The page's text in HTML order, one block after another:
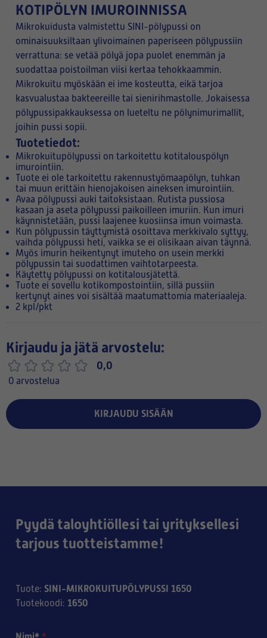
KOTIPÖLYN IMUROINNISSA
Mikrokuidusta valmistettu SINI-pölypussi on
ominaisuuksiltaan ylivoimainen paperiseen pölypussiin
verrattuna: se vetää pölyä jopa puolet enemmän ja
suodattaa poistoilman viisi kertaa tehokkaammin.
Mikrokuitu myöskään ei ime kosteutta, eikä tarjoa
kasvualustaa bakteereille tai sienirihmastolle. Jokaisessa
pölypussipakkauksessa on lueteltu ne pölynimurimallit,
joihin pussi sopii.
Tuotetiedot:
Mikrokuitupölypussi on tarkoitettu kotitalouspölyn
imurointiin.
Tuote ei ole tarkoitettu rakennustyömaapölyn, tuhkan
tai muun erittäin hienojakoisen aineksen imurointiin.
Avaa pölypussi auki taitoksistaan. Rutista pussiosa
kasaan ja aseta pölypussi paikoilleen imuriin. Kun imuri
käynnistetään, pussi laajenee kuosiinsa imun voimasta.
Kun pölypussin täyttymistä osoittava merkkivalo syttyy,
vaihda pölypussi heti, vaikka se ei olisikaan aivan täynnä.
Myös imurin heikentynyt imuteho on usein merkki
pölypussin tai suodattimen vaihtotarpeesta.
Käytetty pölypussi on kotitalousjätettä.
Tuote ei sovellu kotikompostointiin, sillä pussiin
kertynyt aines voi sisältää maatumattomia materiaaleja.
2 kpl/pkt
Kirjaudu ja jätä arvostelu:
0,0
0 arvostelua
KIRJAUDU SISÄÄN
Pyydä taloyhtiöllesi tai yrityksellesi
tarjous tuotteistamme!
Tuote: SINI-MIKROKUITUPÖLYPUSSI 1650
Tuotekoodi: 1650